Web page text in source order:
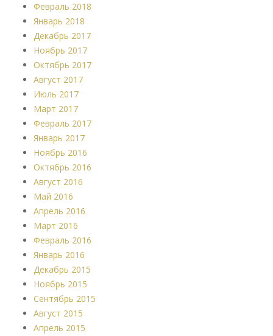
Февраль 2018
Январь 2018
Декабрь 2017
Ноябрь 2017
Октябрь 2017
Август 2017
Июль 2017
Март 2017
Февраль 2017
Январь 2017
Ноябрь 2016
Октябрь 2016
Август 2016
Май 2016
Апрель 2016
Март 2016
Февраль 2016
Январь 2016
Декабрь 2015
Ноябрь 2015
Сентябрь 2015
Август 2015
Апрель 2015